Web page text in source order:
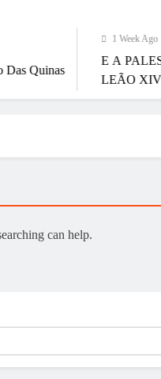
E A PALESTINA?
LEÃO XIV À
can help.